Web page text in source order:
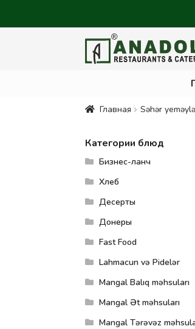
Главная Səhər
Категории блюд
Бизнес-ланч
Хлеб
Десерты
Донеры
Fast Food
Lahmacun və Pidelər
Mangal Balıq məhsuları
Mangal Ət məhsuları
Mangal Tərəvəz